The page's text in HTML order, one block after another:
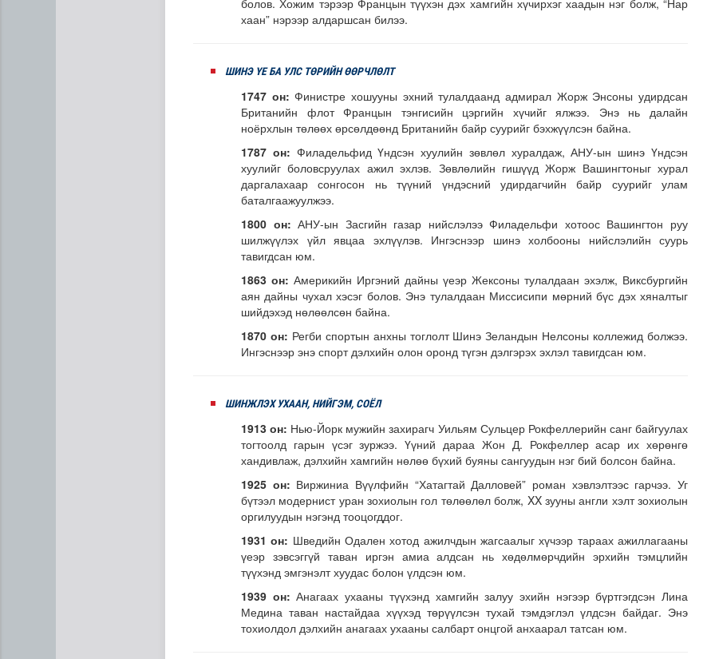
Н.Номтойбаяр: Аймгуудад тулгамдаж буй асуудлуудыг 7 хоног бүр Засгийн газрын х..
болов. Хожим тэрээр Францын түүхэн дэх хамгийн хүчирхэг хаадын нэг болж, “Нар
хаан” нэрээр алдаршсан билээ.
ШИНЭ ҮЕ БА УЛС ТӨРИЙН ӨӨРЧЛӨЛТ
1747 он:Финистре хошууны эхний тулалдаанд адмирал Жорж Энсоны удирдсан
Британийн флот Францын тэнгисийн цэргийн хүчийг ялжээ. Энэ нь далайн
ноёрхлын төлөөх өрсөлдөөнд Британийн байр суурийг бэхжүүлсэн байна.
1787 он: Филадельфид Үндсэн хуулийн зөвлөл хуралдаж, АНУ-ын шинэ Үндсэн
хуулийг боловсруулах ажил эхлэв. Зөвлөлийн гишүүд Жорж Вашингтоныг хурал
даргалахаар сонгосон нь түүний үндэсний удирдагчийн байр суурийг улам
баталгаажуулжээ.
1800 он:АНУ-ын Засгийн газар нийслэлээ Филадельфи хотоос Вашингтон руу
шилжүүлэх үйл явцаа эхлүүлэв. Ингэснээр шинэ холбооны нийслэлийн суурь
тавигдсан юм.
1863 он: Америкийн Иргэний дайны үеэр Жексоны тулалдаан эхэлж, Виксбургийн
аян дайны чухал хэсэг болов. Энэ тулалдаан Миссисипи мөрний бүс дэх хяналтыг
шийдэхэд нөлөөлсөн байна.
1870 он: Регби спортын анхны тоглолт Шинэ Зеландын Нелсоны коллежид болжээ.
Ингэснээр энэ спорт дэлхийн олон оронд түгэн дэлгэрэх эхлэл тавигдсан юм.
ШИНЖЛЭХ УХААН, НИЙГЭМ, СОЁЛ
1913 он: Нью-Йорк мужийн захирагч Уильям Сульцер Рокфеллерийн санг байгуулах
тогтоолд гарын үсэг зуржээ. Үүний дараа Жон Д. Рокфеллер асар их хөрөнгө
хандивлаж, дэлхийн хамгийн нөлөө бүхий буяны сангуудын нэг бий болсон байна.
1925 он: Виржиниа Вүүлфийн “Хатагтай Далловей” роман хэвлэлтээс гарчээ. Уг
бүтээл модернист уран зохиолын гол төлөөлөл болж, XX зууны англи хэлт зохиолын
оргилуудын нэгэнд тооцогддог.
1931 он: Шведийн Одален хотод ажилчдын жагсаалыг хүчээр тараах ажиллагааны
үеэр зэвсэггүй таван иргэн амиа алдсан нь хөдөлмөрчдийн эрхийн тэмцлийн
түүхэнд эмгэнэлт хуудас болон үлдсэн юм.
1939 он:Анагаах ухааны түүхэнд хамгийн залуу эхийн нэгээр бүртгэгдсэн Лина
Медина таван настайдаа хүүхэд төрүүлсэн тухай тэмдэглэл үлдсэн байдаг. Энэ
тохиолдол дэлхийн анагаах ухааны салбарт онцгой анхаарал татсан юм.